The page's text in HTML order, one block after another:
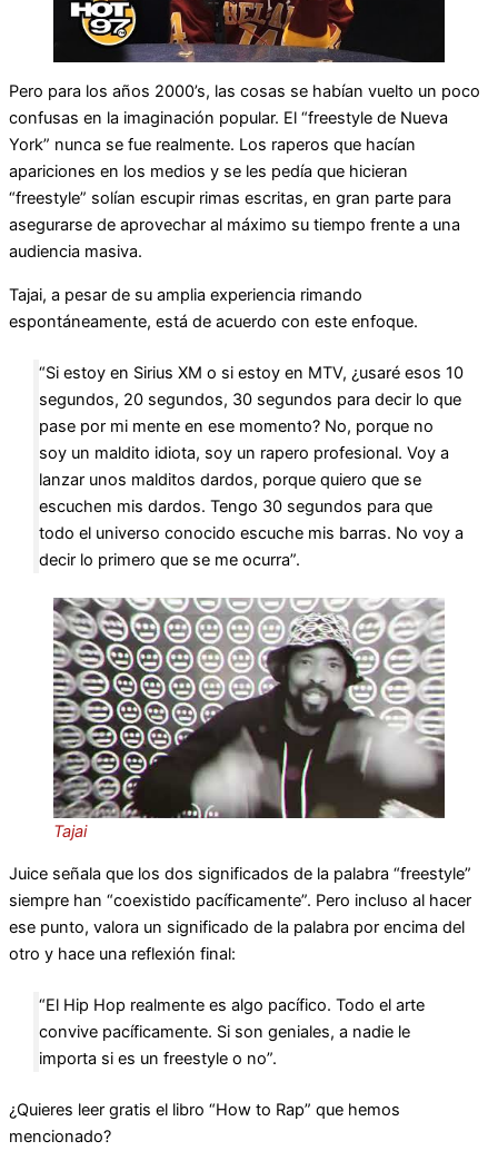
Pero para los años 2000’s, las cosas se habían vuelto un poco
confusas en la imaginación popular. El “freestyle de Nueva
York” nunca se fue realmente. Los raperos que hacían
apariciones en los medios y se les pedía que hicieran
“freestyle” solían escupir rimas escritas, en gran parte para
asegurarse de aprovechar al máximo su tiempo frente a una
audiencia masiva.
Tajai, a pesar de su amplia experiencia rimando
espontáneamente, está de acuerdo con este enfoque.
“Si estoy en Sirius XM o si estoy en MTV, ¿usaré esos 10
segundos, 20 segundos, 30 segundos para decir lo que
pase por mi mente en ese momento? No, porque no
soy un maldito idiota, soy un rapero profesional. Voy a
lanzar unos malditos dardos, porque quiero que se
escuchen mis dardos. Tengo 30 segundos para que
todo el universo conocido escuche mis barras. No voy a
decir lo primero que se me ocurra”.
Tajai
Juice señala que los dos significados de la palabra “freestyle”
siempre han “coexistido pacíficamente”. Pero incluso al hacer
ese punto, valora un significado de la palabra por encima del
otro y hace una reflexión final:
“El Hip Hop realmente es algo pacífico. Todo el arte
convive pacíficamente. Si son geniales, a nadie le
importa si es un freestyle o no”.
¿Quieres leer gratis el libro “How to Rap” que hemos
mencionado?